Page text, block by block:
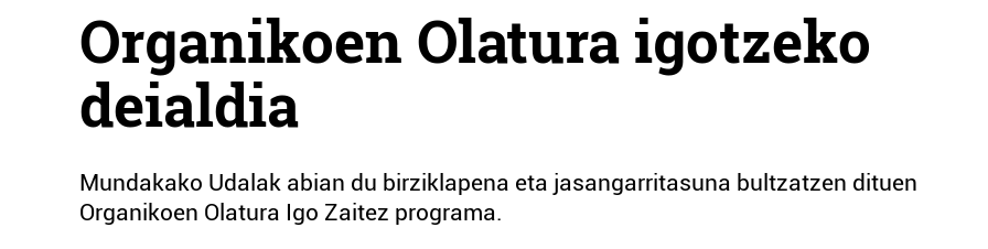
Organikoen Olatura igotzeko
deialdia
Mundakako Udalak abian du birziklapena eta jasangarritasuna bultzatzen dituen
Organikoen Olatura Igo Zaitez programa.